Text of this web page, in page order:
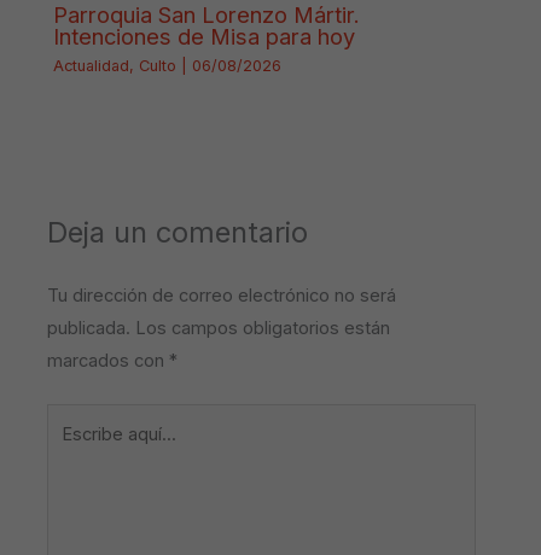
Parroquia San Lorenzo Mártir.
Intenciones de Misa para hoy
Actualidad, Culto 06/08/2026
Deja un comentario
Tu dirección de correo electrónico no será
publicada. Los campos obligatorios están
marcados con *